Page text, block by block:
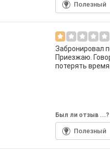
Полезный
Забронировал
Приезжаю.
потерять
Был ли отзыв ...?
Полезный